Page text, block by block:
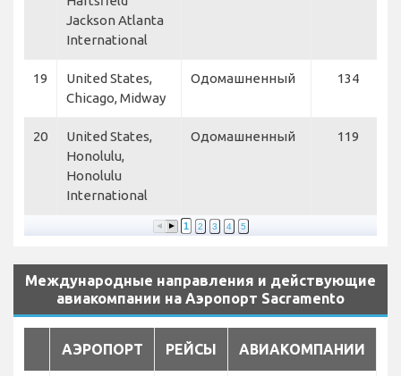
Jackson Atlanta
International
19
United States,
Chicago, Midway
Одомашненный 134
20
United States,
Honolulu,
Honolulu
International
Одомашненный 119
1 2 3 4 5
Международные направления и действующие
авиакомпании на Аэропорт Sacramento
АЭРОПОРТ РЕЙСЫ АВИАКОМПАНИИ